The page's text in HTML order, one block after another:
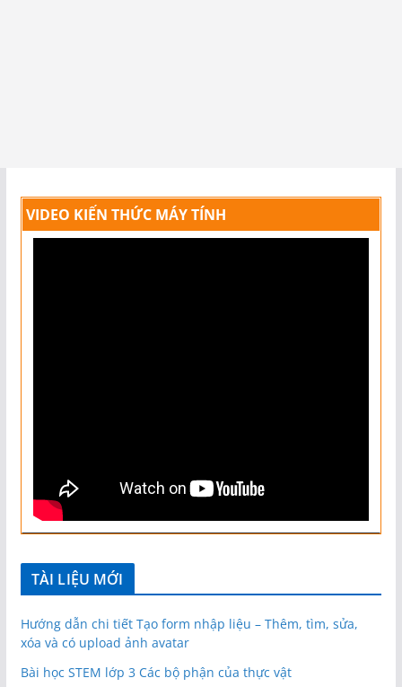
VIDEO KIẾN THỨC MÁY TÍNH
TÀI LIỆU MỚI
Hướng dẫn chi tiết Tạo form nhập liệu – Thêm, tìm, sửa,
xóa và có upload ảnh avatar
Bài học STEM lớp 3 Các bộ phận của thực vật